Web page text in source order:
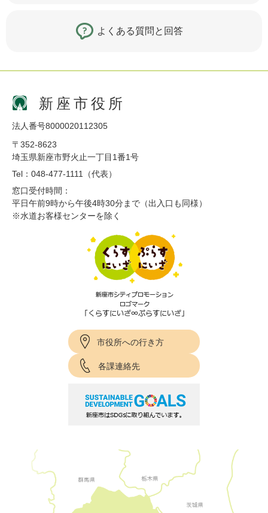
よくある質問と回答
新座市役所
法人番号8000020112305
〒352-8623
埼玉県新座市野火止一丁目1番1号
Tel：048-477-1111（代表）
窓口受付時間：
平日午前9時から午後4時30分まで（出入口も同様）
※水道お客様センターを除く
市役所への行き方
各課連絡先